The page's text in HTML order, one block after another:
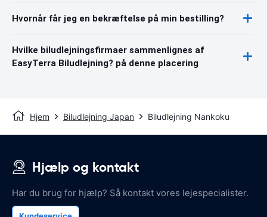
Hvornår får jeg en bekræftelse på min bestilling?
Hvilke biludlejningsfirmaer sammenlignes af
EasyTerra Biludlejning? på denne placering
Hjem Biludlejning Japan Biludlejning Nankoku
Hjælp og kontakt
Har du brug for hjælp? Så kontakt vores lejespecialister.